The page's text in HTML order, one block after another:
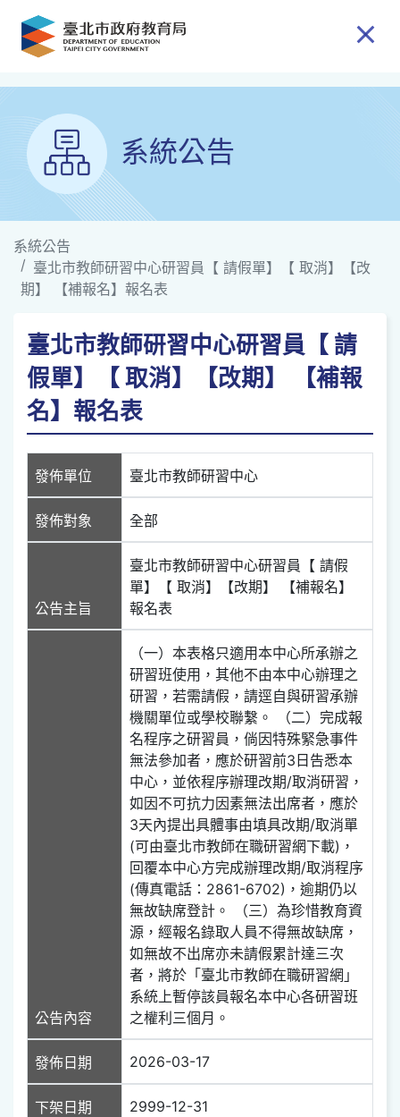
跳到主要內容
系統公告
系統公告
臺北市教師研習中心研習員【 請假單】【 取消】【改
期】 【補報名】報名表
臺北市教師研習中心研習員【 請
假單】【 取消】【改期】 【補報
名】報名表
發佈單位 臺北市教師研習中心
發佈對象 全部
公告主旨
臺北市教師研習中心研習員【 請假
單】【 取消】【改期】 【補報名】
報名表
公告內容
（一）本表格只適用本中心所承辦之
研習班使用，其他不由本中心辦理之
研習，若需請假，請逕自與研習承辦
機關單位或學校聯繫。 （二）完成報
名程序之研習員，倘因特殊緊急事件
無法參加者，應於研習前3日告悉本
中心，並依程序辦理改期/取消研習，
如因不可抗力因素無法出席者，應於
3天內提出具體事由填具改期/取消單
(可由臺北市教師在職研習網下載)，
回覆本中心方完成辦理改期/取消程序
(傳真電話：2861-6702)，逾期仍以
無故缺席登計。 （三）為珍惜教育資
源，經報名錄取人員不得無故缺席，
如無故不出席亦未請假累計達三次
者，將於「臺北市教師在職研習網」
系統上暫停該員報名本中心各研習班
之權利三個月。
發佈日期 2026-03-17
下架日期 2999-12-31